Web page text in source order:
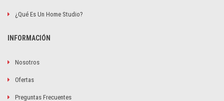
¿Qué Es Un Home Studio?
INFORMACIÓN
Nosotros
Ofertas
Preguntas Frecuentes